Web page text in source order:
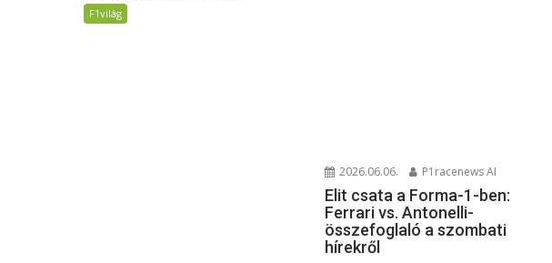
F1világ
2026.06.06. P1racenews AI
Elit csata a Forma-1-ben:
Ferrari vs. Antonelli-
összefoglaló a szombati
hírekről